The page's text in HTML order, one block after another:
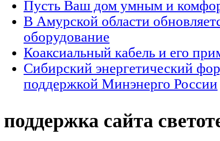
Пусть Ваш дом умным и
В Амурской области
оборудование
Коаксиальный кабель и его
Сибирский энергетический
поддержкой Минэнерго России
поддержка сайта